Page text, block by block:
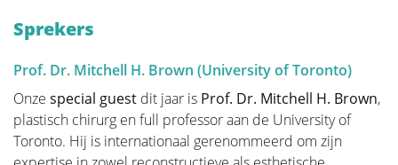
Bijkomende operaties na
Praktische Problemen
Sprekers
Prof. Dr. Mitchell H. Brown (University of Toronto)
Onze special guest dit jaar is Prof. Dr. Mitchell H. Brown,
plastisch chirurg en full professor aan de University of
Toronto. Hij is internationaal gerenommeerd om zijn